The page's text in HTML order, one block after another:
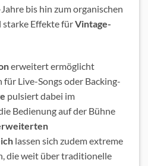
bis hin zum organischen
starke Effekte fürVintage-
erweitert ermöglicht
Live-Songs oder Backing-
pulsiert dabei im
Bedienung auf der Bühne
lassen sich zudem extreme
die weit über traditionelle